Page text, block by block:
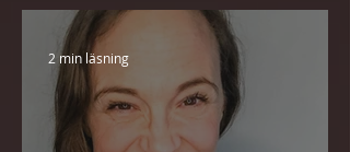
2 min läsning